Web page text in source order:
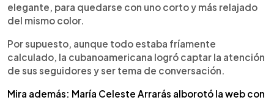
elegante, para quedarse con uno corto y más relajado
del mismo color.
Por supuesto, aunque todo estaba fríamente
calculado, la cubanoamericana logró captar la atención
de sus seguidores y ser tema de conversación.
Mira además: María Celeste Arrarás alborotó la web con